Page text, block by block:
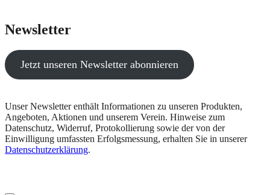
Newsletter
Jetzt unseren Newsletter abonnieren
Unser Newsletter enthält Informationen zu unseren Produkten,
Angeboten, Aktionen und unserem Verein. Hinweise zum
Datenschutz, Widerruf, Protokollierung sowie der von der
Einwilligung umfassten Erfolgsmessung, erhalten Sie in unserer
Datenschutzerklärung.